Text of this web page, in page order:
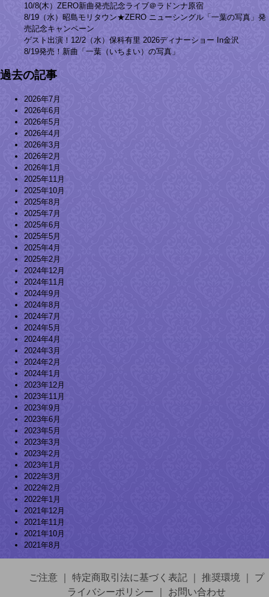
10/8(木）ZERO新曲発売記念ライブ＠ラドンナ原宿
8/19（水）昭島モリタウン★ZERO ニューシングル「一葉の写真」発
売記念キャンペーン
ゲスト出演！12/2（水）保科有里 2026ディナーショー In金沢
8/19発売！新曲「一葉（いちまい）の写真」
過去の記事
2026年7月
2026年6月
2026年5月
2026年4月
2026年3月
2026年2月
2026年1月
2025年11月
2025年10月
2025年8月
2025年7月
2025年6月
2025年5月
2025年4月
2025年2月
2024年12月
2024年11月
2024年9月
2024年8月
2024年7月
2024年5月
2024年4月
2024年3月
2024年2月
2024年1月
2023年12月
2023年11月
2023年9月
2023年6月
2023年5月
2023年3月
2023年2月
2023年1月
2022年3月
2022年2月
2022年1月
2021年12月
2021年11月
2021年10月
2021年8月
ご注意 特定商取引法に基づく表記 推奨環境
プ
ライバシーポリシー
お問い合わせ